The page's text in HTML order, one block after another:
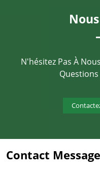
N'hésitez Pas À
Contact Message